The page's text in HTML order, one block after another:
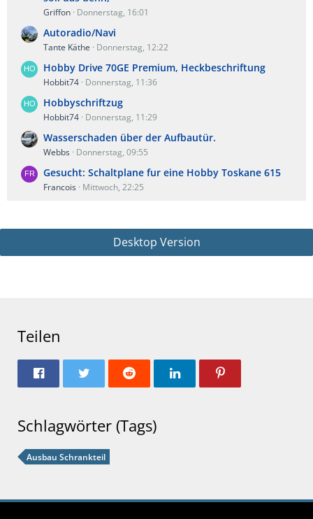
Griffon Donnerstag, 16:01
Autoradio/Navi
Tante Käthe Donnerstag, 12:22
Hobby Drive 70GE Premium, Heckbeschriftung
Hobbit74 Donnerstag, 11:36
Hobbyschriftzug
Hobbit74 Donnerstag, 11:29
Wasserschaden über der Aufbautür.
Webbs Donnerstag, 09:55
Gesucht: Schaltplane fur eine Hobby Toskane 615
Francois Mittwoch, 22:25
Desktop Version
Teilen
Schlagwörter (Tags)
Ausbau Schrankteil